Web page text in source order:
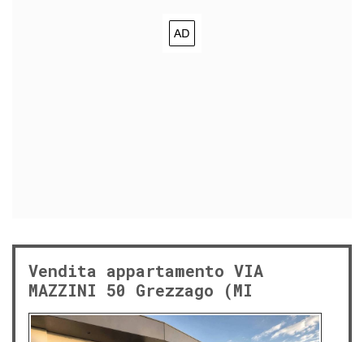
Vendita appartamento VIA
MAZZINI 50 Grezzago (MI